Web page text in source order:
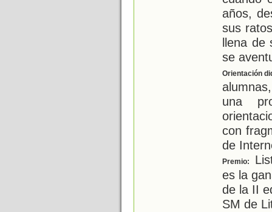
años,
sus
llena de
se
Orientación
una
con
de
Premio:
es la
de la II
SM de